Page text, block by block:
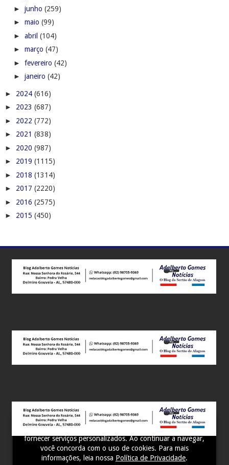
Este site utiliza cookies para melhorar sua experiência e
fornecer serviços personalizados. Ao continuar a navegar,
você concorda com o uso de cookies. Para mais
informações, leia nossa Política de Privacidade.
► junho (259)
► maio (99)
► abril (104)
► março (47)
► fevereiro (42)
► janeiro (42)
► 2024 (616)
► 2023 (687)
► 2022 (772)
► 2021 (838)
► 2020 (987)
► 2019 (1115)
► 2018 (1314)
► 2017 (2220)
► 2016 (2575)
► 2015 (450)